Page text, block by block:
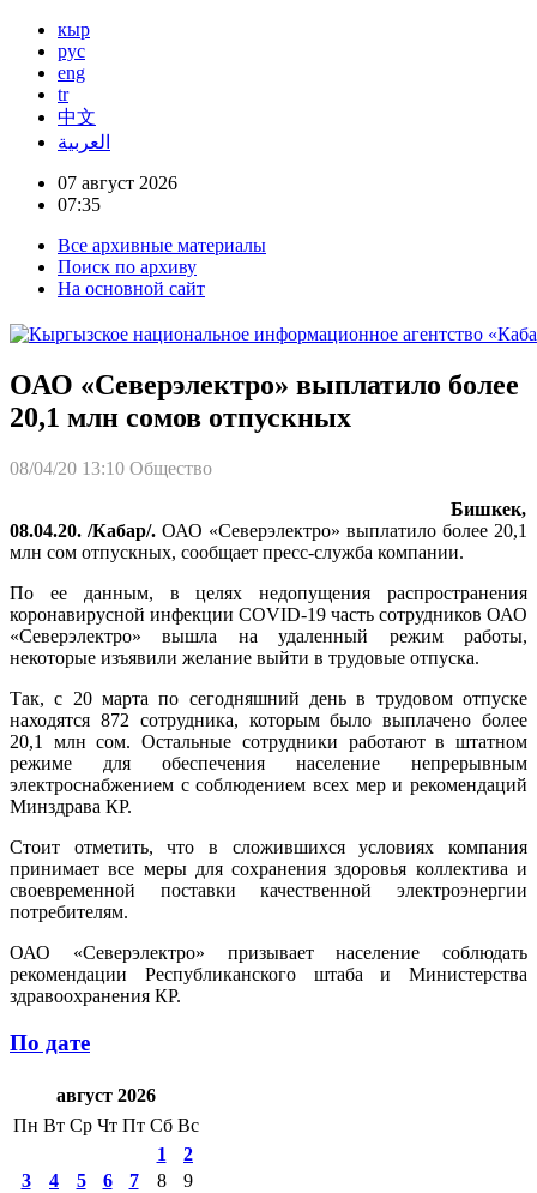
кыр
рус
eng
tr
中文
العربية
07 август 2026
07:35
Все архивные материалы
Поиск по архиву
На основной сайт
ОАО «Северэлектро» выплатило более
20,1 млн сомов отпускных
08/04/20 13:10 Общество
Бишкек,
08.04.20. /Кабар/. ОАО «Северэлектро» выплатило более 20,1
млн сом отпускных, сообщает пресс-служба компании.
По ее данным, в целях недопущения распространения
коронавирусной инфекции COVID-19 часть сотрудников ОАО
«Северэлектро» вышла на удаленный режим работы,
некоторые изъявили желание выйти в трудовые отпуска.
Так, с 20 марта по сегодняшний день в трудовом отпуске
находятся 872 сотрудника, которым было выплачено более
20,1 млн сом. Остальные сотрудники работают в штатном
режиме для обеспечения население непрерывным
электроснабжением с соблюдением всех мер и рекомендаций
Минздрава КР.
Стоит отметить, что в сложившихся условиях компания
принимает все меры для сохранения здоровья коллектива и
своевременной поставки качественной электроэнергии
потребителям.
ОАО «Северэлектро» призывает население соблюдать
рекомендации Республиканского штаба и Министерства
здравоохранения КР.
По дате
август 2026
Пн Вт Ср Чт Пт Сб Вс
1
2
3
4 5 6 7 8
9